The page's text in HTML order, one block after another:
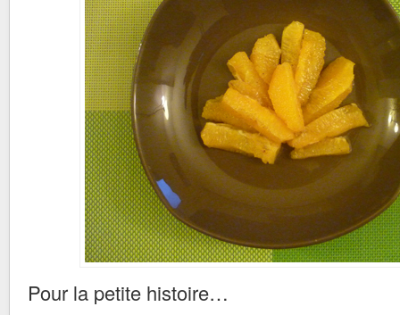
Pour la petite histoire…